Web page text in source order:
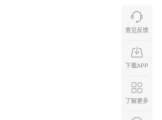
意见反馈
下载APP
了解更多